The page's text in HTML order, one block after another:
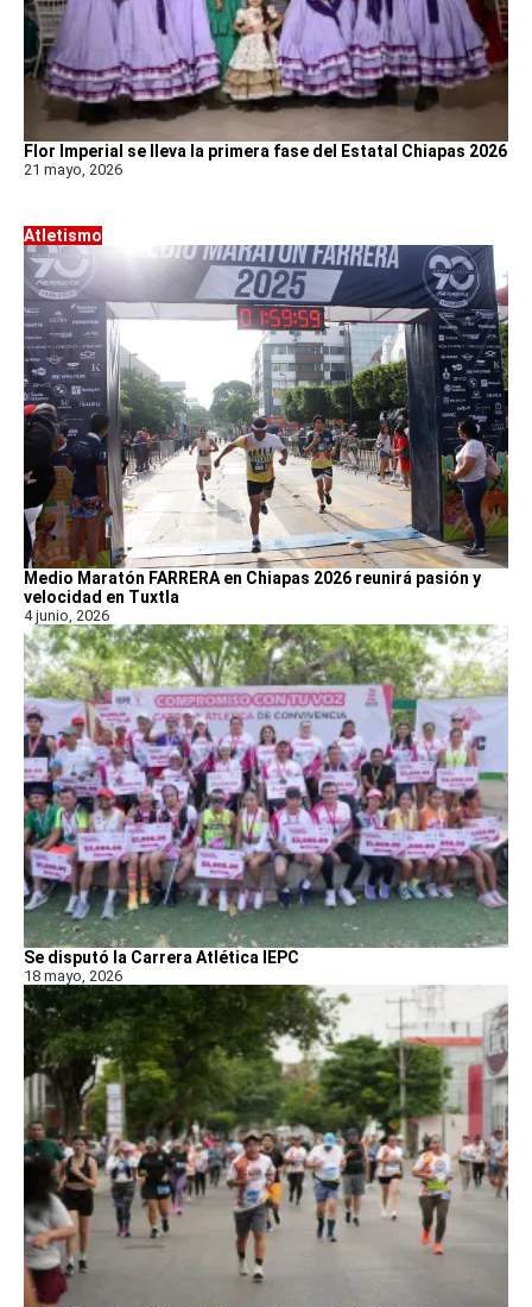
Flor Imperial se lleva la primera fase del Estatal Chiapas 2026
21 mayo, 2026
Atletismo
Medio Maratón FARRERA en Chiapas 2026 reunirá pasión y
velocidad en Tuxtla
4 junio, 2026
Se disputó la Carrera Atlética IEPC
18 mayo, 2026